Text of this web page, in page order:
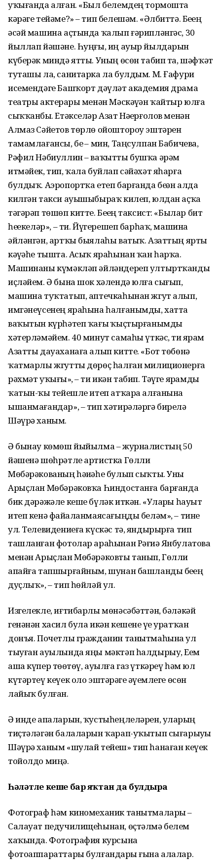
уҡығанда алған. «Был белемдең тормошта
кәрәге тейәме?» – тип белешәм. «Әлбиттә. Беҙҙең
әсәй машина аҫтында ҡалып ғәрипләнгәс, 30
йыллап йәшәне. Һуңғы, иң ауыр йылдарын
күберәк миндә ятты. Уның өсөн табип та, шәфҡәт
туташы ла, санитарка ла булдым. М. Ғафури
исемендәге Башҡорт дәүләт академия драма
театры актерҙары менән Мәскәүҙән ҡайтыр юлға
сыҡҡанбыҙ. Етәкселәр Азат Нәҙерғолов менән
Алмаз Сәйетов төрлө ойоштороу эштәрен
тамамлағансы, беҙ – мин, Таңсулпан Бабичева,
Рәфил Нәбиуллин – ваҡытты бушҡа әрәм
итмәйек, тип, ҡала буйлап сәйәхәт яһарға
булдыҡ. Аэропортҡа етеп барғанда беҙҙән алда
килгән такси ауышыбыраҡ килеп, юлдан аҫҡа
тәгәрәп төшөп китте. Беҙҙең таксист: «Былар бит
һеҙҙекеләр», – ти. Йүгерешеп барһаҡ, машина
әйләнгән, артҡы быялаһы ватыҡ. Азаттың ярты
кәүҙәһе тышта. Асыҡ яраһынан ҡан һарҡа.
Машинаны күмәкләп әйләндереп ултыртҡанды
иҫләйем. Ә бына шок хәлендә юлға сығып,
машина туҡтатып, аптечкаһынан жгут алып,
имгәнеүсенең яраһына һалғанымды, хатта
ваҡытын күрһәтеп ҡағыҙ ҡыҫтырғанымды
хәтерләмәйем. 40 минут самаһы үткәс, тиҙ ярҙам
Азатты дауаханаға алып китте. «Бот төбөнә
ҡатмарлы жгутты дөрөҫ һалған милиционерға
рәхмәт уҡығыҙ», – ти икән табип. Тәүге ярҙамды
ҡатын-ҡыҙ тейешле итеп атҡара алғанына
ышанмағандар», – тип хәтирәләргә бирелә
Шәүрә ханым.
Ә бынау көмөш йыйылма – журналистың 50
йәшенә шөһрәтле артистка Гөлли
Мөбәрәкованың һәҙиәһе булып сыҡты. Уны
Арыҫлан Мөбә­рәковҡа Һиндостанға барғанда
бик дәрәжәле кеше бүләк иткән. «Уларҙы һауыт
итеп кенә файҙаланмаясағыңды беләм», – тине
ул. Телевидениеға күскәс тә, яндырырға тип
ташланған фотолар араһынан Рәғиҙә Янбулатова
менән Арыҫлан Мөбәрәковты танып, Гөлли
апайға тапшырғайным, шунан башланды беҙҙең
дуҫлыҡ», – тип һөйләй ул.
Изгелекле, иғтибарлы мөнәсәбәттән, бәләкәй
генәнән хасил була икән кешене үҙе уратҡан
донъя. Почетлы гражданин танытмаһына ул
тыуған ауылында яңы мәктәп һалдырыу, Еҙем
аша күпер төҙөтөү, ауылға газ үткәреү һәм юл
күтәртеү кеүек оло эштәрҙәге әүҙемлеге өсөн
лайыҡ булған.
Ә инде апаларын, ҡустыһеңлеләрен, уларҙың
тиҫтәләгән балаларын ҡарап-уҡытып сығарыуҙы
Шәүрә ханым «шулай тейеш» тип һанаған кеүек
тойолдо миңә.
Һәләтле кеше бар яҡтан да булдыра
Фотограф һәм киномеханик танытмалары –
Салауат педучилищеһынан, өҫтәлмә белем
хаҡында. Фотография курсына
фотоаппараттары булғандарҙы ғына алалар.